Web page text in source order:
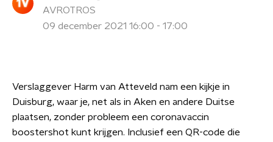
AVROTROS
09 december 2021 16:00 - 17:00
Verslaggever Harm van Atteveld nam een kijkje in
Duisburg, waar je, net als in Aken en andere Duitse
plaatsen, zonder probleem een coronavaccin
boostershot kunt krijgen. Inclusief een QR-code die